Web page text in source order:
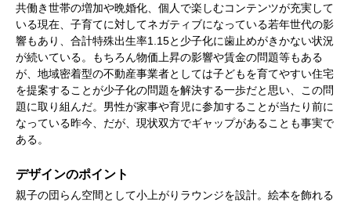
共働き世帯の増加や晩婚化、個人で楽しむコンテンツが充実して
いる現在、子育てに対してネガティブになっている若年世代の影
響もあり、合計特殊出生率1.15と少子化に歯止めがきかない状況
が続いている。もちろん物価上昇の影響や賃金の問題等もある
が、地域密着型の不動産事業者としては子どもを育てやすい住宅
を提案することが少子化の問題を解決する一歩だと思い、この問
題に取り組んだ。男性が家事や育児に参加することが当たり前に
なっている昨今、だが、現状双方でギャップがあることも事実で
ある。
デザインのポイント
親子の団らん空間として小上がりラウンジを設計。絵本を飾れる